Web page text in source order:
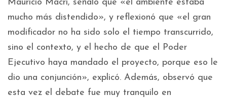
Mauricio Macri, señaló que «el ambiente estaba
mucho más distendido», y reflexionó que «el gran
modificador no ha sido solo el tiempo transcurrido,
sino el contexto, y el hecho de que el Poder
Ejecutivo haya mandado el proyecto, porque eso le
dio una conjunción», explicó. Además, observó que
esta vez el debate fue muy tranquilo en